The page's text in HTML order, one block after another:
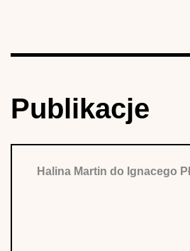
Publikacje
Halina Martin do Ignacego